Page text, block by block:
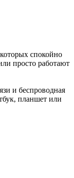
спокойно
просто работают
и беспроводная
планшет или